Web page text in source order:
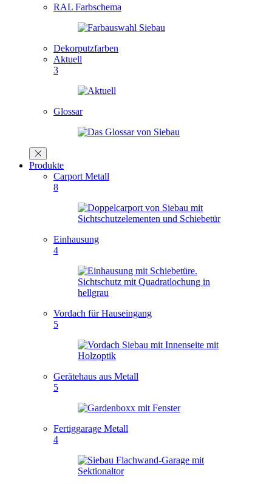
RAL Farbschema
Dekorputzfarben
Aktuell
3
Glossar
Produkte
Carport Metall
8
Einhausung
4
Vordach für Hauseingang
5
Gerätehaus aus Metall
5
Fertiggarage Metall
4